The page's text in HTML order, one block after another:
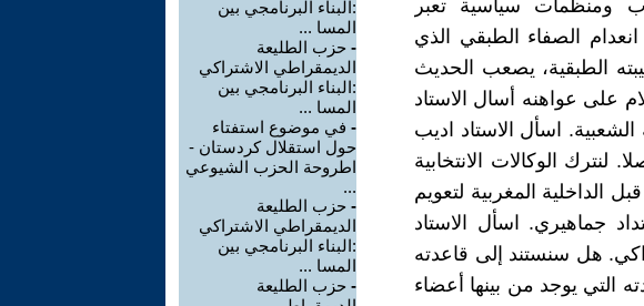
ومنظمات سياسية تعبر
الصفاء الطبقي الذي
الطبقية، يصعب الحديث
على عواهنه أسال الاستاد
اسأل الاستاد اديب
الوكالات الانتخابية
المغربية لتعويم
جماهيري. اسأل الاستاد
هل سنستند إلى قاعدته
التي يوجد من بينها أعضاء
:البناء البرنامجي بين
المسا ...
- حزب الطليعة
الديمقراطي الاشتراكي
:البناء البرنامجي بين
المسا ...
- في موضوع استفتاء
حول استقلال كردستان -
اطروحة الحزب الشيوعي
...
- حزب الطليعة
الديمقراطي الاشتراكي
:البناء البرنامجي بين
المسا ...
- حزب الطليعة